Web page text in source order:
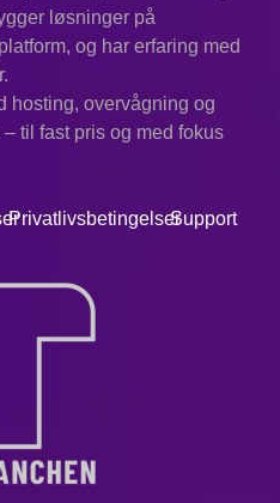
løsninger på
og har erfaring med
hosting, overvågning og
til fast pris og med fokus
PrivatlivsbetingelserSupport